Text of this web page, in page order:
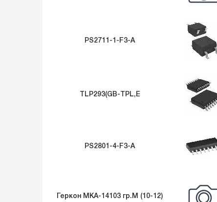
PS2711-1-F3-A
TLP293(GB-TPL,E
PS2801-4-F3-A
Геркон МКА-14103 гр.М (10-12)